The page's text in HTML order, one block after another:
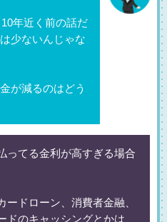
年近く前の話だ
少ないんじゃな
が減るのはどう
ってる金利が高すぎる場合
ードローン、消費者金融、
ドのキャッシングとかは、